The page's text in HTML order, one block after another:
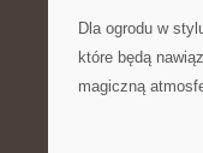
Dla‍ ogrodu⁢ w
które będą
magiczną